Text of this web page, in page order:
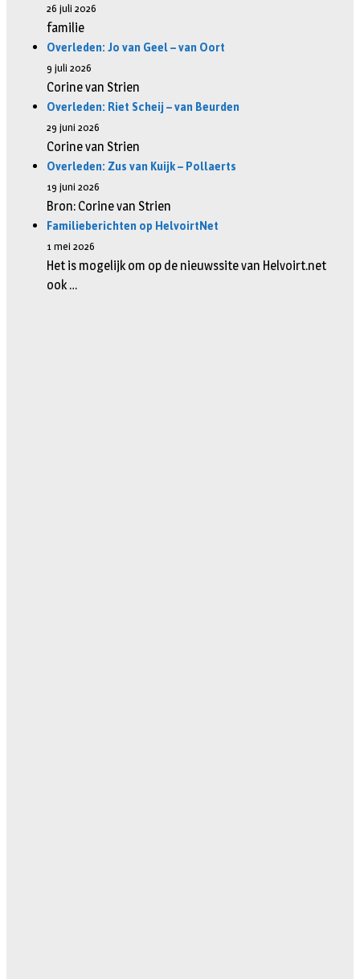
26 juli 2026
familie
Overleden: Jo van Geel – van Oort
9 juli 2026
Corine van Strien
Overleden: Riet Scheij – van Beurden
29 juni 2026
Corine van Strien
Overleden: Zus van Kuijk – Pollaerts
19 juni 2026
Bron: Corine van Strien
Familieberichten op HelvoirtNet
1 mei 2026
Het is mogelijk om op de nieuwssite van Helvoirt.net
ook …